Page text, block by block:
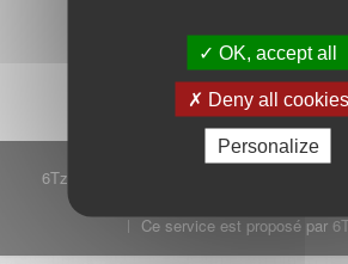
OK, accept all
Deny all cookies
Personalize
Démarrer
6Tzen ©2015 - Tous droits réservés
Ce service est proposé par